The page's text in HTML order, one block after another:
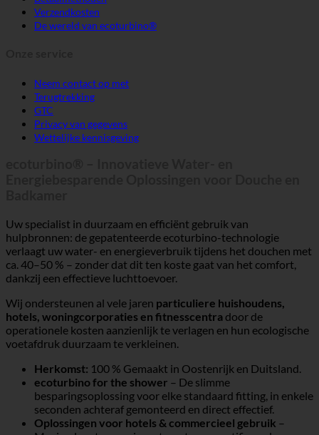
Verzendkosten
De wereld van ecoturbino®
Neem contact op met
Terugtrekking
GTC
Privacy van gegevens
Wettelijke kennisgeving
Uw specialist in duurzaam en efficiënt gebruik van
hulpbronnen: de gepatenteerde ecoturbino-technologie
verlaagt uw water- en energieverbruik tijdens het douchen met
ca. 40–50 % – zonder dat dit ten koste gaat van het comfort,
dankzij een effectieve luchttoevoer.
Wij ondersteunen al vele jaren particuliere huishoudens,
hotels, woningcorporaties en fitnesscentra door de
operationele kosten aanzienlijk te verlagen en hun ecologische
voetafdruk duurzaam te verkleinen.
Herkomst: 100 % Gemaakt in Oostenrijk en Duitsland.
ecoturbino for the shower – De slimme
besparingsoplossing voor elke standaard fitting, in enkele
seconden achteraf gemonteerd en direct effectief.
Oplossingen voor hotels & commercieel gebruik –